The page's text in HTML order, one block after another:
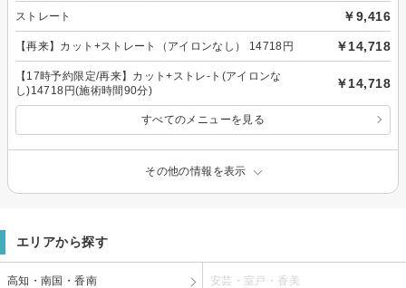
ストレート ￥9,416
【再来】カット+ストレート（アイロンなし） 14718円 ￥14,718
【17時予約限定/再来】カット+ストレ-ト(アイロンな
し)14718円(施術時間90分)
￥14,718
すべてのメニューを見る
その他の情報を表示
エリアから探す
高知・南国・香南 安芸・室戸・香美